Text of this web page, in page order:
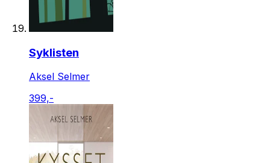
Syklisten
Aksel Selmer
399,-